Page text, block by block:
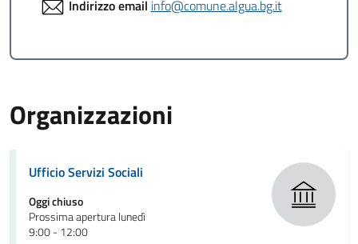
Indirizzo email info@comune.algua.bg.it
Organizzazioni
Ufficio Servizi Sociali
Oggi chiuso
Prossima apertura lunedì
9:00 - 12:00